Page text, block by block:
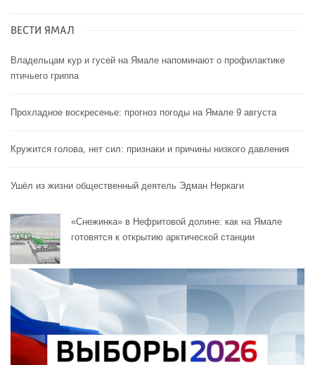
ВЕСТИ ЯМАЛ
Владельцам кур и гусей на Ямале напоминают o профилактике
птичьего гриппа
Прохладное воскресенье: прогноз погоды на Ямале 9 августа
Кружится голова, нет сил: признаки и причины низкого давления
Ушёл из жизни общественный деятель Эдман Неркаги
«Снежинка» в Нефритовой долине: как на Ямале
готовятся к открытию арктической станции